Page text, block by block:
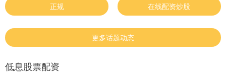
正规 在线配资炒股
更多话题动态
低息股票配资